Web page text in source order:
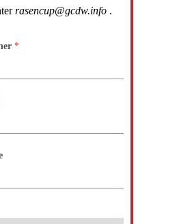
rasencup@gcdw.info .
*